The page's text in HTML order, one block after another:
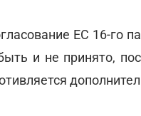
ЕС 16-го
и не принято,